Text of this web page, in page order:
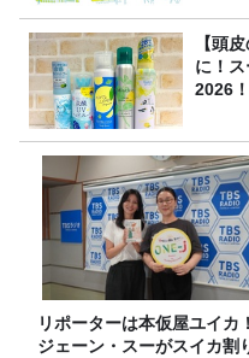
【頭
に！
2026！
リポーターは本仮屋ユイカ！
ジェーン・スーがスイカ割